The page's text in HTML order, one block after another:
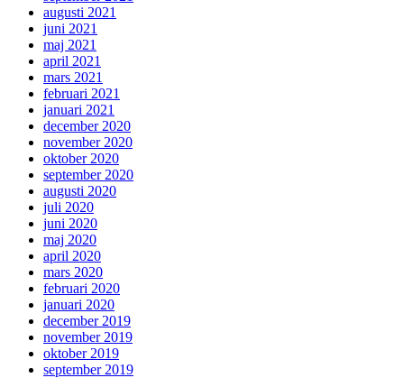
augusti 2021
juni 2021
maj 2021
april 2021
mars 2021
februari 2021
januari 2021
december 2020
november 2020
oktober 2020
september 2020
augusti 2020
juli 2020
juni 2020
maj 2020
april 2020
mars 2020
februari 2020
januari 2020
december 2019
november 2019
oktober 2019
september 2019